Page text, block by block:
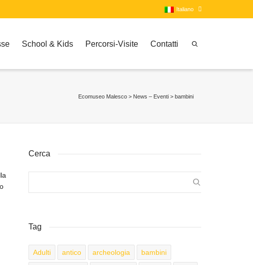
Italiano
Inglese
School & Kids Percorsi-Visite Contatti
Ecomuseo Malesco > News – Eventi > bambini
Cerca
Tag
Adulti antico archeologia bambini